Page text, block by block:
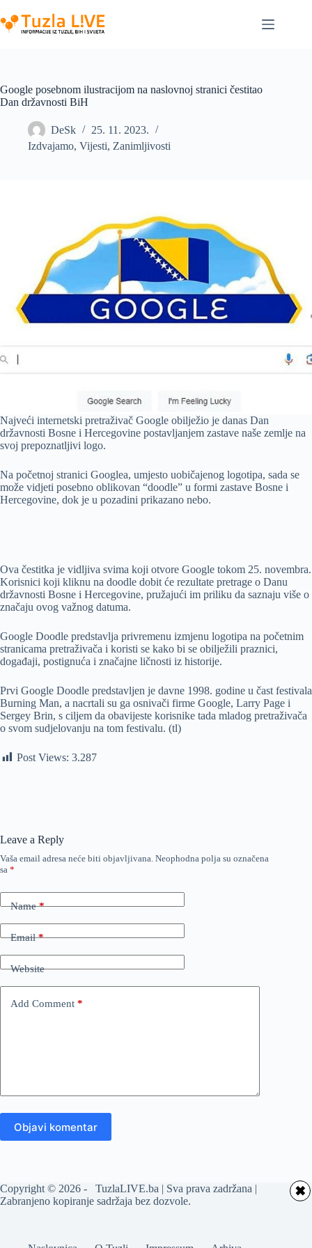
to
content
Google posebnom ilustracijom na naslovnoj stranici čestitao
Dan državnosti BiH
DeSk
25. 11. 2023.
Izdvajamo, Vijesti, Zanimljivosti
Najveći internetski pretraživač Google obilježio je danas Dan
državnosti Bosne i Hercegovine postavljanjem zastave naše zemlje na
svoj prepoznatljivi logo.
Na početnoj stranici Googlea, umjesto uobičajenog logotipa, sada se
može vidjeti posebno oblikovan “doodle” u formi zastave Bosne i
Hercegovine, dok je u pozadini prikazano nebo.
Ova čestitka je vidljiva svima koji otvore Google tokom 25. novembra.
Korisnici koji kliknu na doodle dobit će rezultate pretrage o Danu
državnosti Bosne i Hercegovine, pružajući im priliku da saznaju više o
značaju ovog važnog datuma.
Google Doodle predstavlja privremenu izmjenu logotipa na početnim
stranicama pretraživača i koristi se kako bi se obilježili praznici,
događaji, postignuća i značajne ličnosti iz historije.
Prvi Google Doodle predstavljen je davne 1998. godine u čast festivala
Burning Man, a nacrtali su ga osnivači firme Google, Larry Page i
Sergey Brin, s ciljem da obavijeste korisnike tada mladog pretraživača
o svom sudjelovanju na tom festivalu. (tl)
Post Views: 3.287
Leave a Reply
Vaša email adresa neće biti objavljivana. Neophodna polja su označena
sa *
Name*
Email*
Website
Add Comment *
Objavi komentar
Copyright © 2026 - TuzlaLIVE.ba | Sva prava zadržana |
Zabranjeno kopiranje sadržaja bez dozvole.
✖